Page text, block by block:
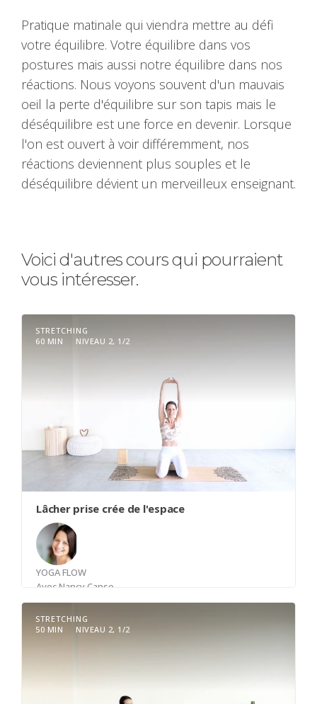
Pratique matinale qui viendra mettre au défi
votre équilibre. Votre équilibre dans vos
postures mais aussi notre équilibre dans nos
réactions. Nous voyons souvent d'un mauvais
oeil la perte d'équilibre sur son tapis mais le
déséquilibre est une force en devenir. Lorsque
l'on est ouvert à voir différemment, nos
réactions deviennent plus souples et le
déséquilibre dévient un merveilleux enseignant.
Voici d'autres cours qui pourraient
vous intéresser.
STRETCHING
60 MIN
NIVEAU 2, 1/2
Lâcher prise crée de l'espace
YOGA FLOW
AvecNancy Canse
respirer. Une pratique qui vient explorer des
STRETCHING
50 MIN
NIVEAU 2, 1/2